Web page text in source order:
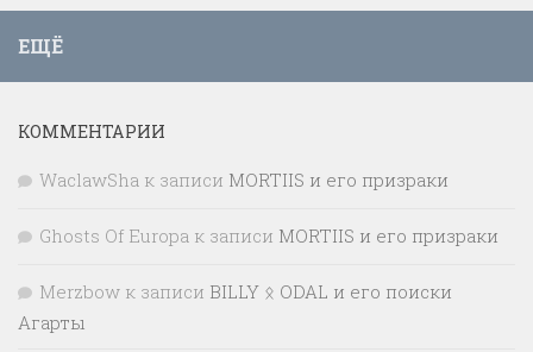
ЕЩЁ
КОММЕНТАРИИ
WaclawSha к записи MORTIIS и его призраки
Ghosts Of Europa к записи MORTIIS и его призраки
Merzbow к записи BILLY ᛟ ODAL и его поиски
Агарты